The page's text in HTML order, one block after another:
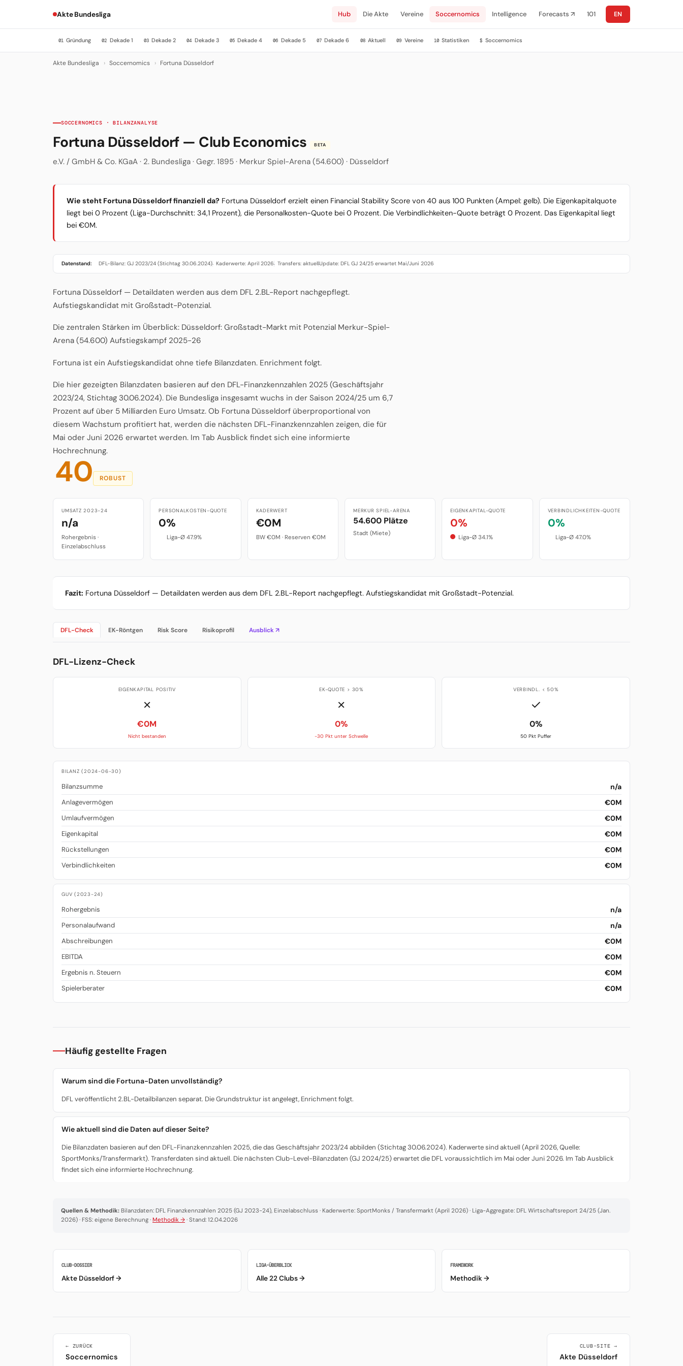
Akte Bundesliga Hub Die Akte Vereine Soccernomics Intelligence Forecasts ↗ 101 EN
01 Gründung 02 Dekade 1 03 Dekade 2 04 Dekade 3 05 Dekade 4 06 Dekade 5 07 Dekade 6 08 Aktuell 09 Vereine 10 Statistiken $ Soccernomics
Akte Bundesliga › Soccernomics › Fortuna Düsseldorf
SOCCERNOMICS · BILANZANALYSE
Fortuna Düsseldorf — Club Economics BETA
e.V. / GmbH & Co. KGaA · 2. Bundesliga · Gegr. 1895 · Merkur Spiel-Arena (54.600) · Düsseldorf
Wie steht Fortuna Düsseldorf finanziell da? Fortuna Düsseldorf erzielt einen Financial Stability Score von 40 aus 100 Punkten (Ampel: gelb). Die Eigenkapitalquote
liegt bei 0 Prozent (Liga-Durchschnitt: 34,1 Prozent), die Personalkosten-Quote bei 0 Prozent. Die Verbindlichkeiten-Quote beträgt 0 Prozent. Das Eigenkapital liegt
bei €0M.
Datenstand: DFL-Bilanz: GJ 2023/24 (Stichtag 30.06.2024)· Kaderwerte: April 2026· Transfers: aktuell·Update: DFL GJ 24/25 erwartet Mai/Juni 2026
Fortuna Düsseldorf — Detaildaten werden aus dem DFL 2.BL-Report nachgepflegt.
Aufstiegskandidat mit Großstadt-Potenzial.
Die zentralen Stärken im Überblick: Düsseldorf: Großstadt-Markt mit Potenzial Merkur-Spiel-
Arena (54.600) Aufstiegskampf 2025-26
Fortuna ist ein Aufstiegskandidat ohne tiefe Bilanzdaten. Enrichment folgt.
Die hier gezeigten Bilanzdaten basieren auf den DFL-Finanzkennzahlen 2025 (Geschäftsjahr
2023/24, Stichtag 30.06.2024). Die Bundesliga insgesamt wuchs in der Saison 2024/25 um 6,7
Prozent auf über 5 Milliarden Euro Umsatz. Ob Fortuna Düsseldorf überproportional von
diesem Wachstum profitiert hat, werden die nächsten DFL-Finanzkennzahlen zeigen, die für
Mai oder Juni 2026 erwartet werden. Im Tab Ausblick findet sich eine informierte
Hochrechnung.
40 ROBUST
UMSATZ 2023-24
n/a
Rohergebnis ·
Einzelabschluss
PERSONALKOSTEN-QUOTE
0%
Liga-Ø 47.9%
KADERWERT
€0M
BW €0M · Reserven €0M
MERKUR SPIEL-ARENA
54.600 Plätze
Stadt (Miete)
EIGENKAPITAL-QUOTE
0%
Liga-Ø 34.1%
VERBINDLICHKEITEN-QUOTE
0%
Liga-Ø 47.0%
Fazit: Fortuna Düsseldorf — Detaildaten werden aus dem DFL 2.BL-Report nachgepflegt. Aufstiegskandidat mit Großstadt-Potenzial.
DFL-Check EK-Röntgen Risk Score Risikoprofil Ausblick ↗
DFL-Lizenz-Check
EIGENKAPITAL POSITIV
✗
€0M
Nicht bestanden
EK-QUOTE > 30%
✗
0%
-30 Pkt unter Schwelle
VERBINDL. < 50%
✓
0%
50 Pkt Puffer
BILANZ (2024-06-30)
Bilanzsumme n/a
Anlagevermögen €0M
Umlaufvermögen €0M
Eigenkapital €0M
Rückstellungen €0M
Verbindlichkeiten €0M
GUV (2023-24)
Rohergebnis n/a
Personalaufwand n/a
Abschreibungen €0M
EBITDA €0M
Ergebnis n. Steuern €0M
Spielerberater €0M
Häufig gestellte Fragen
Warum sind die Fortuna-Daten unvollständig?
DFL veröffentlicht 2.BL-Detailbilanzen separat. Die Grundstruktur ist angelegt, Enrichment folgt.
Wie aktuell sind die Daten auf dieser Seite?
Die Bilanzdaten basieren auf den DFL-Finanzkennzahlen 2025, die das Geschäftsjahr 2023/24 abbilden (Stichtag 30.06.2024). Kaderwerte sind aktuell (April 2026, Quelle:
SportMonks/Transfermarkt). Transferdaten sind aktuell. Die nächsten Club-Level-Bilanzdaten (GJ 2024/25) erwartet die DFL voraussichtlich im Mai oder Juni 2026. Im Tab Ausblick
findet sich eine informierte Hochrechnung.
Quellen & Methodik: Bilanzdaten: DFL Finanzkennzahlen 2025 (GJ 2023-24), Einzelabschluss · Kaderwerte: SportMonks / Transfermarkt (April 2026) · Liga-Aggregate: DFL Wirtschaftsreport 24/25 (Jan.
2026) · FSS: eigene Berechnung · Methodik → · Stand: 12.04.2026
CLUB-DOSSIER
Akte Düsseldorf →
LIGA-ÜBERBLICK
Alle 22 Clubs →
FRAMEWORK
Methodik →
← ZURÜCK
Soccernomics
CLUB-SITE →
Akte Düsseldorf